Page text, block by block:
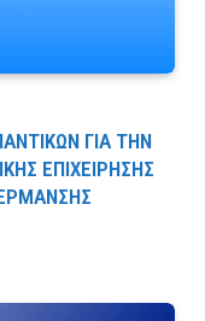
ΓΙΑ ΤΗΝ
ΕΠΙΧΕΙΡΗΣΗΣ